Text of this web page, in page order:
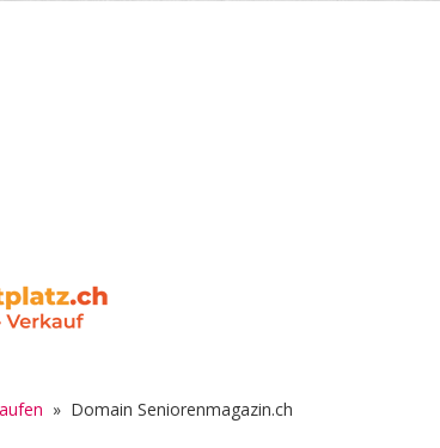
» Domain Seniorenmagazin.ch